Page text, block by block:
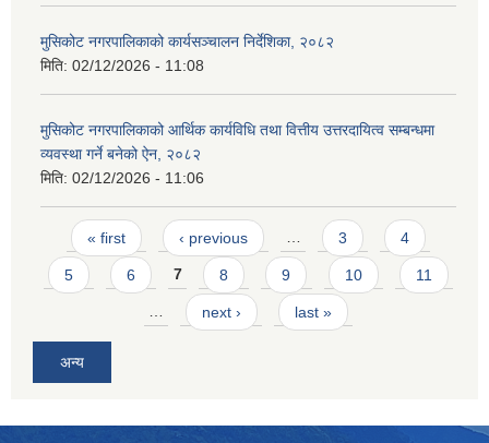
मुसिकोट नगरपालिकाको कार्यसञ्चालन निर्देशिका, २०८२
मिति: 02/12/2026 - 11:08
मुसिकोट नगरपालिकाको आर्थिक कार्यविधि तथा वित्तीय उत्तरदायित्व सम्बन्धमा
व्यवस्था गर्ने बनेको ऐन, २०८२
मिति: 02/12/2026 - 11:06
Pages
« first ‹ previous … 3 4
5 6 7 8 9 10 11
… next › last »
अन्य